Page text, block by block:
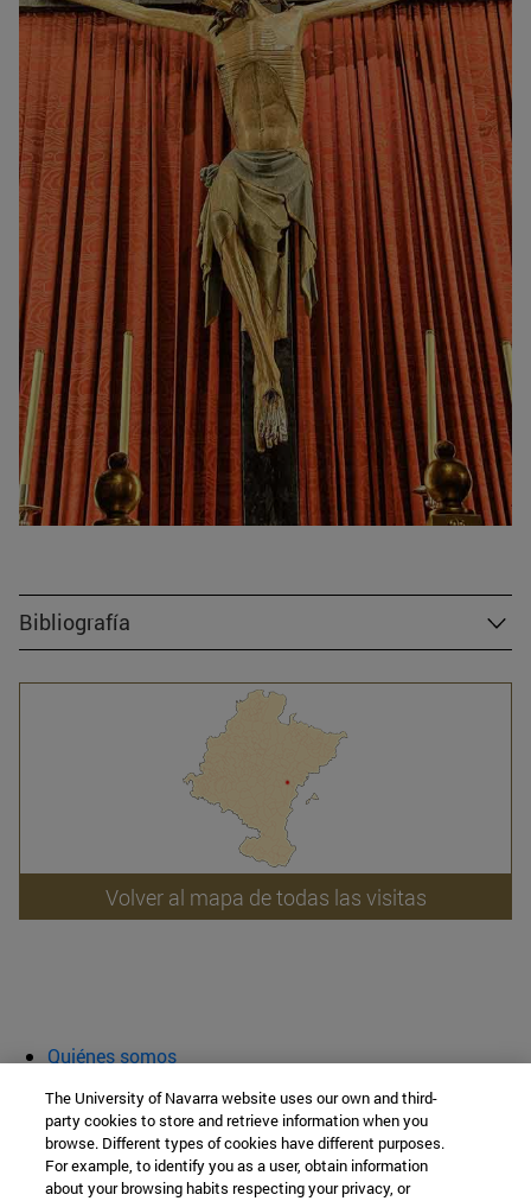
Bibliografía
Volver al mapa de todas las visitas
Quiénes somos
Aula abierta
Cátedra de Patrimonio y Arte Navarro
The University of Navarra website uses our own and third-
party cookies to store and retrieve information when you
browse. Different types of cookies have different purposes.
For example, to identify you as a user, obtain information
about your browsing habits respecting your privacy, or